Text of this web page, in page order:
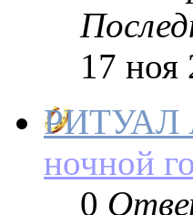
17 ноя
ночной
0